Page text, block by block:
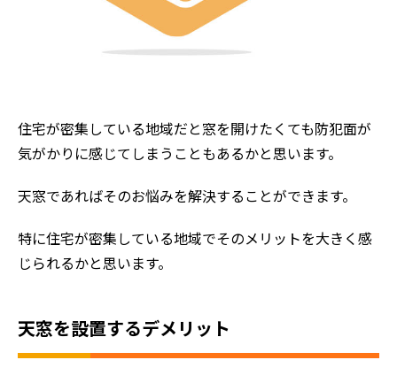
住宅が密集している地域だと窓を開けたくても防犯面が
気がかりに感じてしまうこともあるかと思います。
天窓であればそのお悩みを解決することができます。
特に住宅が密集している地域でそのメリットを大きく感
じられるかと思います。
天窓を設置するデメリット